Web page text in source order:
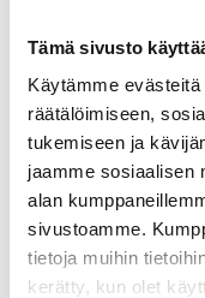
Tämä sivusto
Käytämme
räätälöimiseen,
tukemiseen ja
jaamme sosiaalisen
alan
sivustoamme.
tietoja muihin
kerätty, kun olet